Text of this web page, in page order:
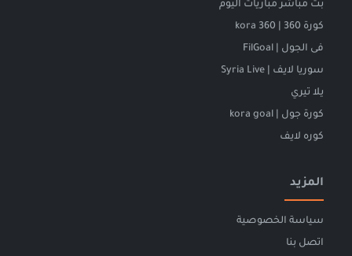
بث مباشر مباريات اليوم
كورة 360 | kora 360
فى الجول | FilGoal
سوريا لايف | Syria Live
يلا تيري
كورة جول | kora goal
كوره لايف
المزيد
سياسة الخصوصية
اتصل بنا